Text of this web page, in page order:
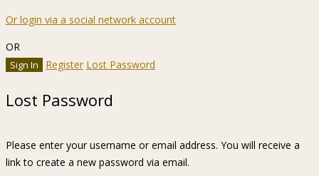
Or login via a social network account
OR
Register Lost Password
Lost Password
Please enter your username or email address. You will receive a
link to create a new password via email.